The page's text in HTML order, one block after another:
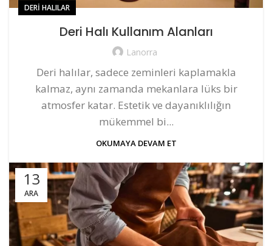
DERI HALILAR
Deri Halı Kullanım Alanları
Lanorra
Deri halılar, sadece zeminleri kaplamakla
kalmaz, aynı zamanda mekanlara lüks bir
atmosfer katar. Estetik ve dayanıklılığın
mükemmel bi...
OKUMAYA DEVAM ET
13
ARA